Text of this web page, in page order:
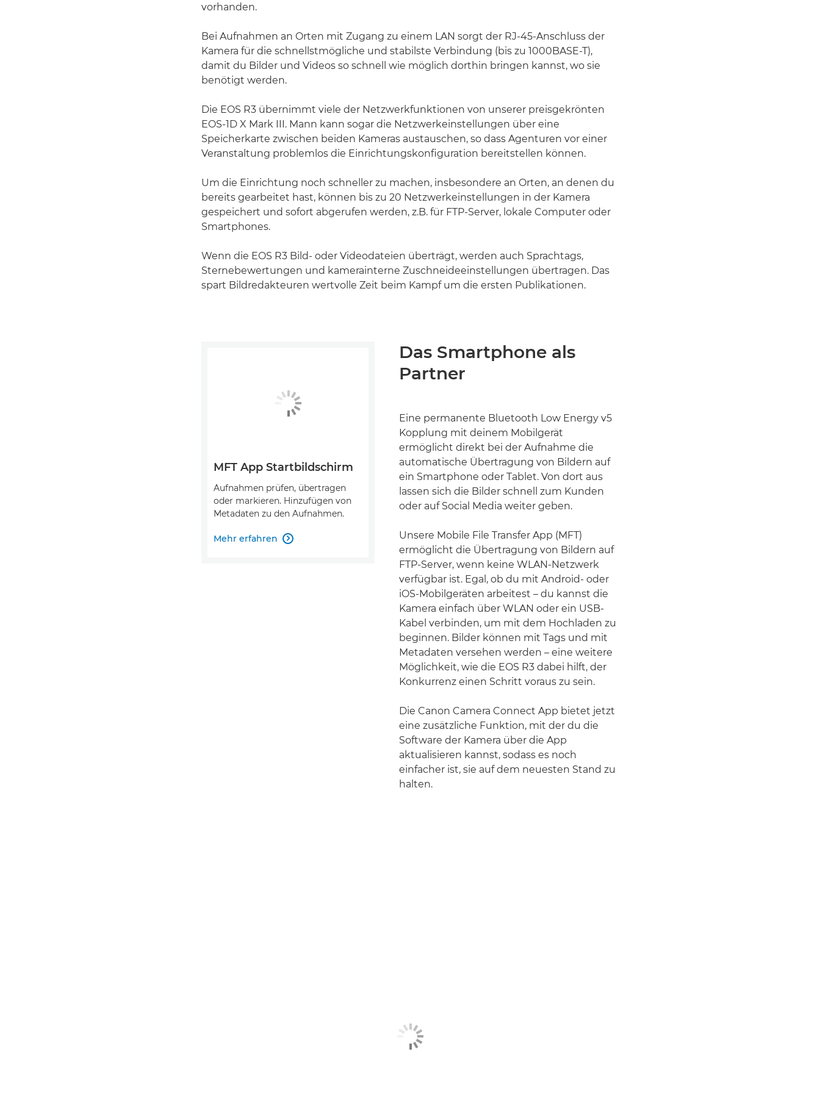
vorhanden.
Bei Aufnahmen an Orten mit Zugang zu einem LAN sorgt der RJ-45-Anschluss der
Kamera für die schnellstmögliche und stabilste Verbindung (bis zu 1000BASE-T),
damit du Bilder und Videos so schnell wie möglich dorthin bringen kannst, wo sie
benötigt werden.
Die EOS R3 übernimmt viele der Netzwerkfunktionen von unserer preisgekrönten
EOS-1D X Mark III. Mann kann sogar die Netzwerkeinstellungen über eine
Speicherkarte zwischen beiden Kameras austauschen, so dass Agenturen vor einer
Veranstaltung problemlos die Einrichtungskonfiguration bereitstellen können.
Um die Einrichtung noch schneller zu machen, insbesondere an Orten, an denen du
bereits gearbeitet hast, können bis zu 20 Netzwerkeinstellungen in der Kamera
gespeichert und sofort abgerufen werden, z.B. für FTP-Server, lokale Computer oder
Smartphones.
Wenn die EOS R3 Bild- oder Videodateien überträgt, werden auch Sprachtags,
Sternebewertungen und kamerainterne Zuschneideeinstellungen übertragen. Das
spart Bildredakteuren wertvolle Zeit beim Kampf um die ersten Publikationen.
Das Smartphone als
Partner
Eine permanente Bluetooth Low Energy v5
Kopplung mit deinem Mobilgerät
ermöglicht direkt bei der Aufnahme die
automatische Übertragung von Bildern auf
ein Smartphone oder Tablet. Von dort aus
lassen sich die Bilder schnell zum Kunden
oder auf Social Media weiter geben.
Unsere Mobile File Transfer App (MFT)
ermöglicht die Übertragung von Bildern auf
FTP-Server, wenn keine WLAN-Netzwerk
verfügbar ist. Egal, ob du mit Android- oder
iOS-Mobilgeräten arbeitest – du kannst die
Kamera einfach über WLAN oder ein USB-
Kabel verbinden, um mit dem Hochladen zu
beginnen. Bilder können mit Tags und mit
Metadaten versehen werden – eine weitere
Möglichkeit, wie die EOS R3 dabei hilft, der
Konkurrenz einen Schritt voraus zu sein.
Die Canon Camera Connect App bietet jetzt
eine zusätzliche Funktion, mit der du die
Software der Kamera über die App
aktualisieren kannst, sodass es noch
einfacher ist, sie auf dem neuesten Stand zu
halten.
MFT App Startbildschirm
Aufnahmen prüfen, übertragen
oder markieren. Hinzufügen von
Metadaten zu den Aufnahmen.
Mehr erfahren 